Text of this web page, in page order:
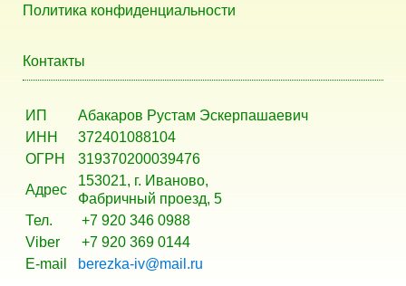
Политика конфиденциальности
Контакты
ИП
Абакаров Рустам Эскерпашаевич
ИНН
372401088104
ОГРН
319370200039476
Адрес
153021, г. Иваново,
Фабричный проезд, 5
Тел.
+7 920 346 0988
Viber
+7 920 369 0144
E-mail
berezka-iv@mail.ru